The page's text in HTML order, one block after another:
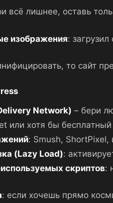
всё лишнее, оставь
изображения:
то сайт
Network) – бери
или хотя бы
: Smush, ShortPixel,
(Lazy Load):
скриптов:
: если хочешь прямо